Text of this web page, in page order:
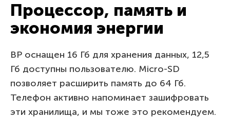
Процессор, память и
экономия энергии
BP оснащен 16 Гб для хранения данных, 12,5
Гб доступны пользователю. Micro-SD
позволяет расширить память до 64 Гб.
Телефон активно напоминает зашифровать
эти хранилища, и мы тоже это рекомендуем.